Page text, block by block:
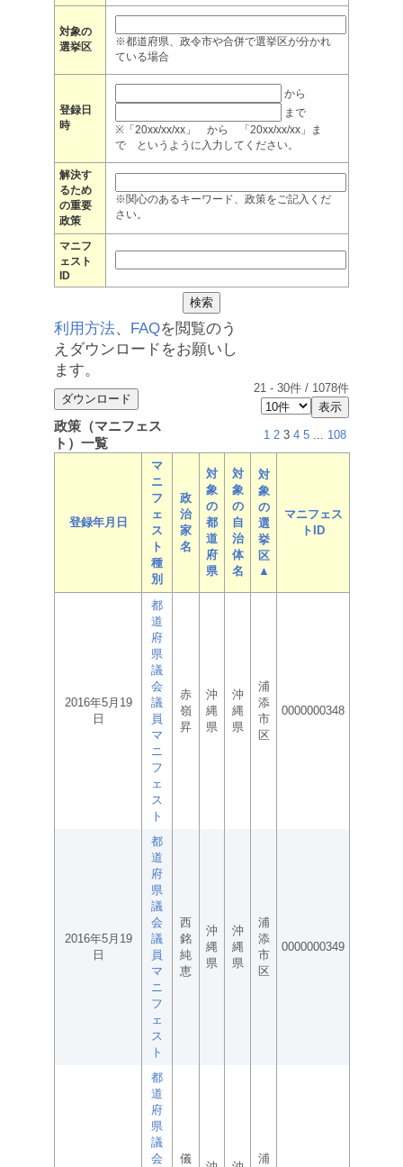
対象の
選挙区
※都道府県、政令市や合併で選挙区が分かれ
ている場合
登録日
時
から
まで
※「20xx/xx/xx」 から 「20xx/xx/xx」ま
で というように入力してください。
解決す
るため
の重要
政策
※関心のあるキーワード、政策をご記入くだ
さい。
マニフ
ェスト
ID
利用方法、 FAQを閲覧のう
えダウンロードをお願いし
ます。
21 - 30件 / 1078件
政策（マニフェス
ト）一覧
1 2 3 4 5 ... 108
登録年月日
マ
ニ
フ
ェ
ス
ト
種
別
政
治
家
名
対
象
の
都
道
府
県
対
象
の
自
治
体
名
対
象
の
選
挙
区
▲
マニフェス
トID
2016年5月19
日
都
道
府
県
議
会
議
員
マ
ニ
フ
ェ
ス
ト
赤
嶺
昇
沖
縄
県
沖
縄
県
浦
添
市
区
0000000348
2016年5月19
日
都
道
府
県
議
会
議
員
マ
ニ
フ
ェ
ス
ト
西
銘
純
恵
沖
縄
県
沖
縄
県
浦
添
市
区
0000000349
都
道
府
県
議
会
儀 浦